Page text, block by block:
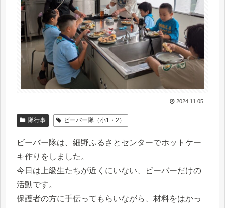
2024.11.05
隊行事 ビーバー隊（小1・2）
ビーバー隊は、細野ふるさとセンターでホットケー
キ作りをしました。
今日は上級生たちが近くにいない、ビーバーだけの
活動です。
保護者の方に手伝ってもらいながら、材料をはかっ